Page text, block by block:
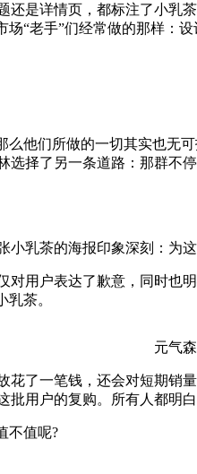
详情页，都标注了小乳
场“老手”们经常做的那样：
们所做的一切其实也无可
选择了另一条道路：那群
茶的海报印象深刻：为这
用户表达了歉意，同时也
茶。
元气森
一笔钱，还会对短期销量
用户的复购。所有人都明
不值呢?